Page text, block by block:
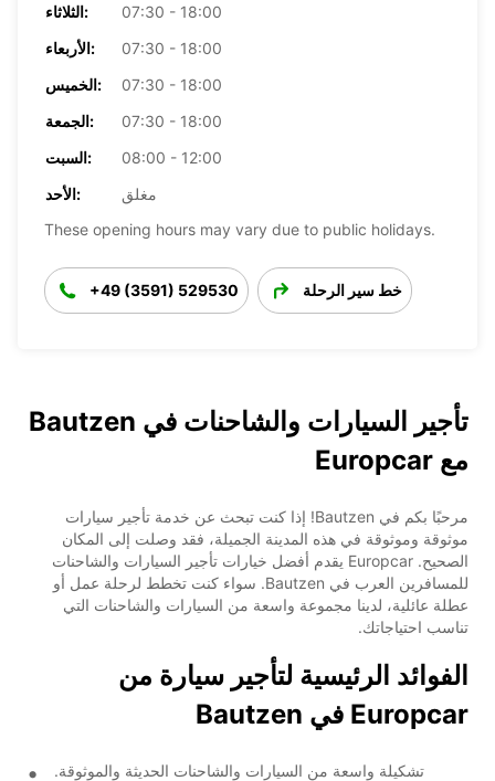
الثلاثاء:
07:30 - 18:00
الأربعاء:
07:30 - 18:00
الخميس:
07:30 - 18:00
الجمعة:
07:30 - 18:00
السبت:
08:00 - 12:00
الأحد:
مغلق
These opening hours may vary due to public holidays.
+49 (3591) 529530 خط سير الرحلة
تأجير السيارات والشاحنات في Bautzen
مع Europcar
مرحبًا بكم في Bautzen! إذا كنت تبحث عن خدمة تأجير سيارات
موثوقة وموثوقة في هذه المدينة الجميلة، فقد وصلت إلى المكان
الصحيح. Europcar يقدم أفضل خيارات تأجير السيارات والشاحنات
للمسافرين العرب في Bautzen. سواء كنت تخطط لرحلة عمل أو
عطلة عائلية، لدينا مجموعة واسعة من السيارات والشاحنات التي
تناسب احتياجاتك.
الفوائد الرئيسية لتأجير سيارة من
Europcar في Bautzen
تشكيلة واسعة من السيارات والشاحنات الحديثة والموثوقة.